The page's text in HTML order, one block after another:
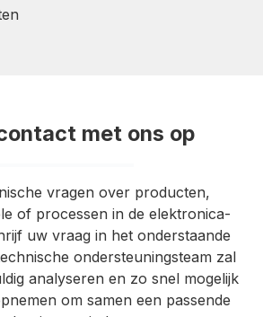
met ons op
vragen over producten,
of processen in de elektronica-
uw vraag in het onderstaande
ondersteuningsteam zal
analyseren en zo snel mogelijk
om samen een passende